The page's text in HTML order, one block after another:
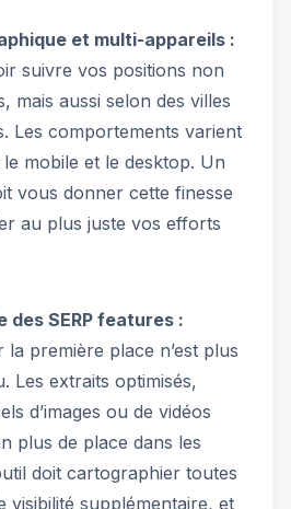
et multi-appareils :
suivre vos positions non
mais aussi selon des villes
Les comportements varient
mobile et le desktop. Un
vous donner cette finesse
au plus juste vos efforts
des SERP features :
la première place n’est plus
Les extraits optimisés,
d’images ou de vidéos
plus de place dans les
doit cartographier toutes
visibilité supplémentaire, et